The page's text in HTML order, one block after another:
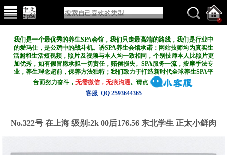
我们是一个最优秀的养生SPA会馆，我们只走最高端的路线，我们是行业中
的爱玛仕，是公鸡中的战斗机。诱SPA养生会馆承诺：网站技师均为真实生
活照和生活短视频，照片及视频与本人均一致相同，个别技师本人比照片更
加优秀，如有假冒愿承担一切责任，赔偿损失。SPA服务一流，按摩手法专
业，养生理念超前，保养方法独特；我们致力于打造新时代全球养生SPA平
台而努力奋斗，无需微信，无痕沟通。请点
客服 QQ 2593644365
No.322号 在上海 级别:2k 00后176.56 东北学生 正太小鲜肉